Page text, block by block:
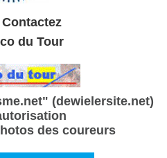
Contactez
du Tour
(dewielersite.net)
des coureurs